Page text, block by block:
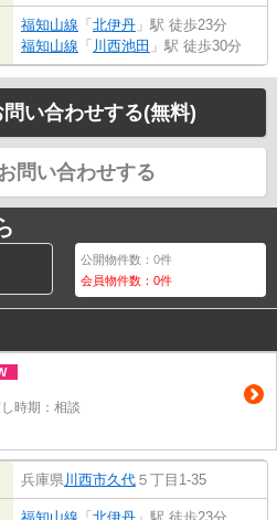
福知山線 「 北伊丹 」駅 徒歩23分
福知山線 「 川西池田 」駅 徒歩30分
い合わせする(無料)
問い合わせする
公開物件数：0件
会員物件数：0件
時期：相談
兵庫県川西市久代 ５丁目1-35